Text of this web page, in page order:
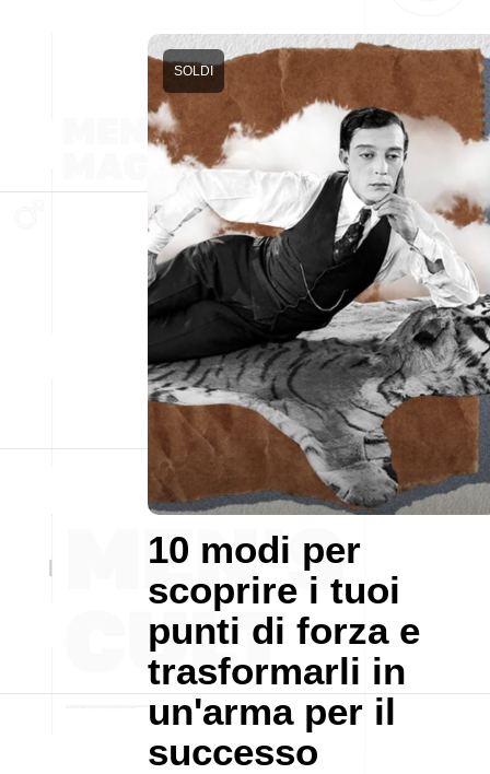
10 modi per
scoprire i tuoi
punti di forza e
trasformarli in
un'arma per il
successo
SOLDI